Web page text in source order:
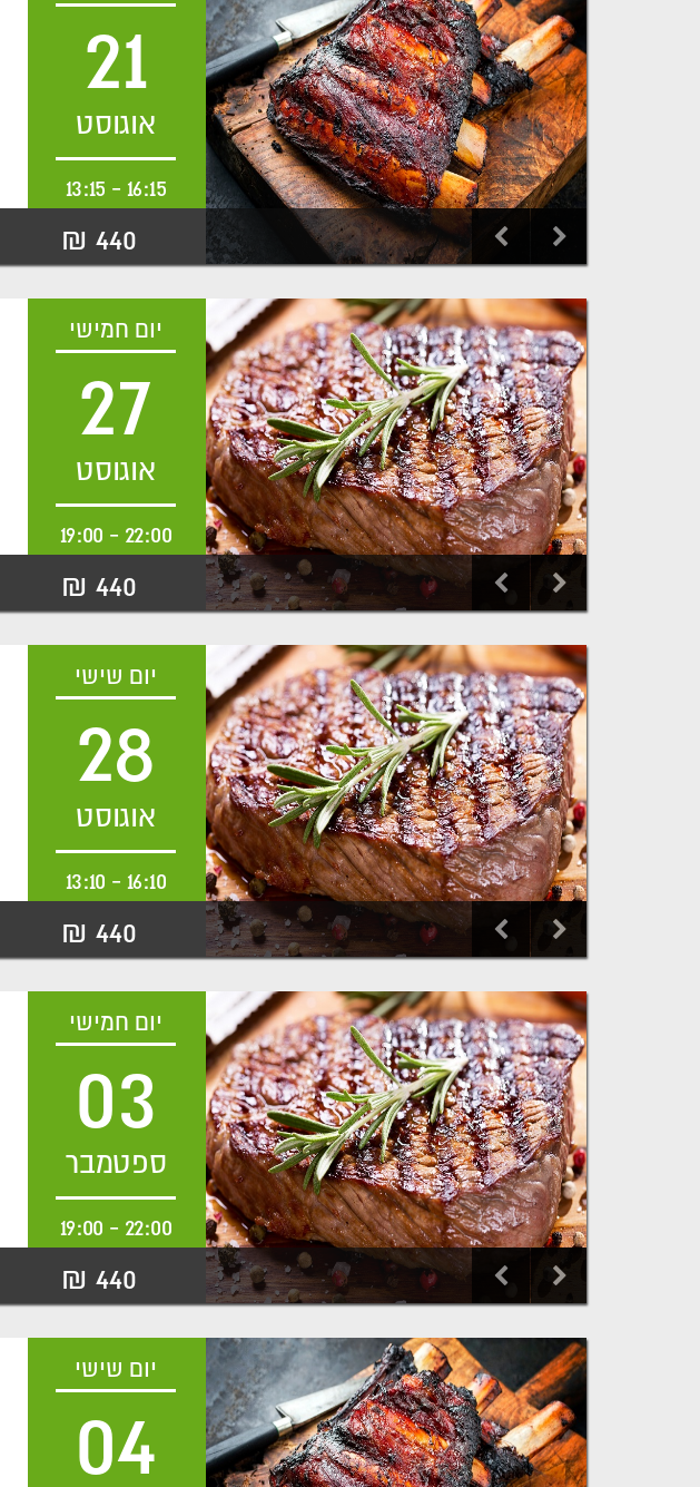
21
אוגוסט
16:15
-
13:15
440 ₪
יום חמישי
27
אוגוסט
22:00
-
19:00
440 ₪
יום שישי
28
אוגוסט
16:10
-
13:10
440 ₪
יום חמישי
03
ספטמבר
22:00
-
19:00
440 ₪
יום שישי
04